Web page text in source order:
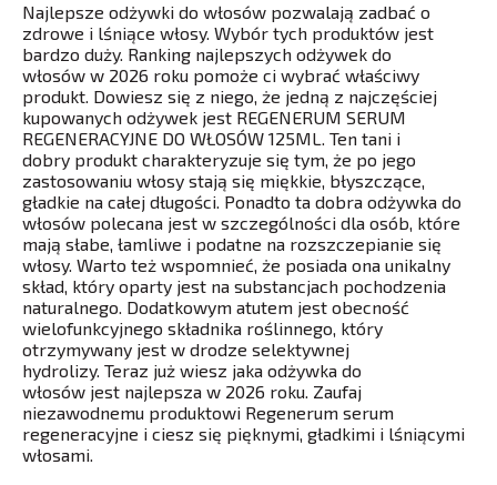
Najlepsze odżywki do włosów pozwalają zadbać o
zdrowe i lśniące włosy. Wybór tych produktów jest
bardzo duży. Ranking najlepszych odżywek do
włosów w 2026 roku pomoże ci wybrać właściwy
produkt. Dowiesz się z niego, że jedną z najczęściej
kupowanych odżywek jest REGENERUM SERUM
REGENERACYJNE DO WŁOSÓW 125ML. Ten tani i
dobry produkt charakteryzuje się tym, że po jego
zastosowaniu włosy stają się miękkie, błyszczące,
gładkie na całej długości. Ponadto ta dobra odżywka do
włosów polecana jest w szczególności dla osób, które
mają słabe, łamliwe i podatne na rozszczepianie się
włosy. Warto też wspomnieć, że posiada ona unikalny
skład, który oparty jest na substancjach pochodzenia
naturalnego. Dodatkowym atutem jest obecność
wielofunkcyjnego składnika roślinnego, który
otrzymywany jest w drodze selektywnej
hydrolizy. Teraz już wiesz jaka odżywka do
włosów jest najlepsza w 2026 roku. Zaufaj
niezawodnemu produktowi Regenerum serum
regeneracyjne i ciesz się pięknymi, gładkimi i lśniącymi
włosami.